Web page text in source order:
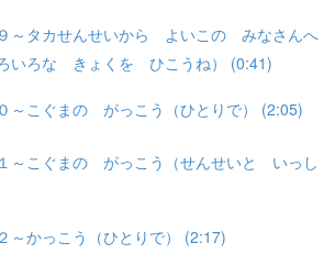
～タカせんせいから よいこの みなさんへ
いろな きょくを ひこうね） (0:41)
～こぐまの がっこう（ひとりで） (2:05)
～こぐまの がっこう（せんせいと いっし
～かっこう（ひとりで） (2:17)